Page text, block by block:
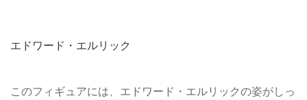
エドワード・エルリック
このフィギュアには、エドワード・エルリックの姿がしっ